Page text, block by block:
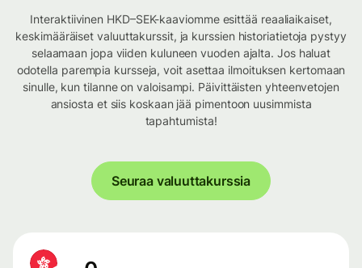
Interaktiivinen HKD–SEK-kaaviomme esittää reaaliaikaiset,
keskimääräiset valuuttakurssit, ja kurssien historiatietoja pystyy
selaamaan jopa viiden kuluneen vuoden ajalta. Jos haluat
odotella parempia kursseja, voit asettaa ilmoituksen kertomaan
sinulle, kun tilanne on valoisampi. Päivittäisten yhteenvetojen
ansiosta et siis koskaan jää pimentoon uusimmista
tapahtumista!
Seuraa valuuttakurssia